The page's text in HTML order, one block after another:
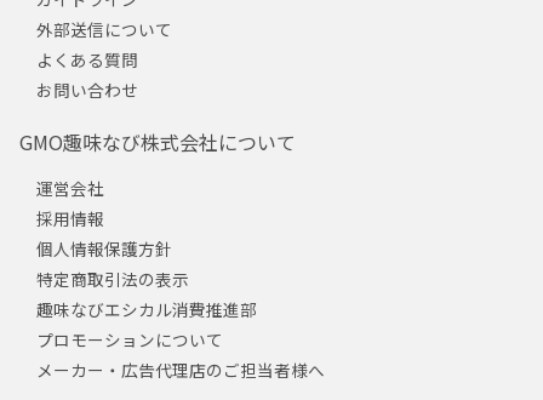
外部送信について
よくある質問
お問い合わせ
GMO趣味なび株式会社について
運営会社
採用情報
個人情報保護方針
特定商取引法の表示
趣味なびエシカル消費推進部
プロモーションについて
メーカー・広告代理店のご担当者様へ